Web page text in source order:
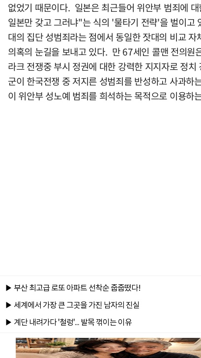
없었기 때문이다. 일본은 최근들어 위안부 범죄에
일본만 갖고 그러냐"는 식의 '물타기 전략'을 벌이고
대의 집단 성범죄라는 점에서 동일한 잣대의 비교
의혹의 눈길을 보내고 있다. 만 67세인 콜맨 전의
라크 전쟁중 부시 정권에 대한 강력한 지지자로 정
군이 한국전쟁 중 저지른 성범죄를 반성하고 사과
이 위안부 성노예 범죄를 희석하는 목적으로 이용